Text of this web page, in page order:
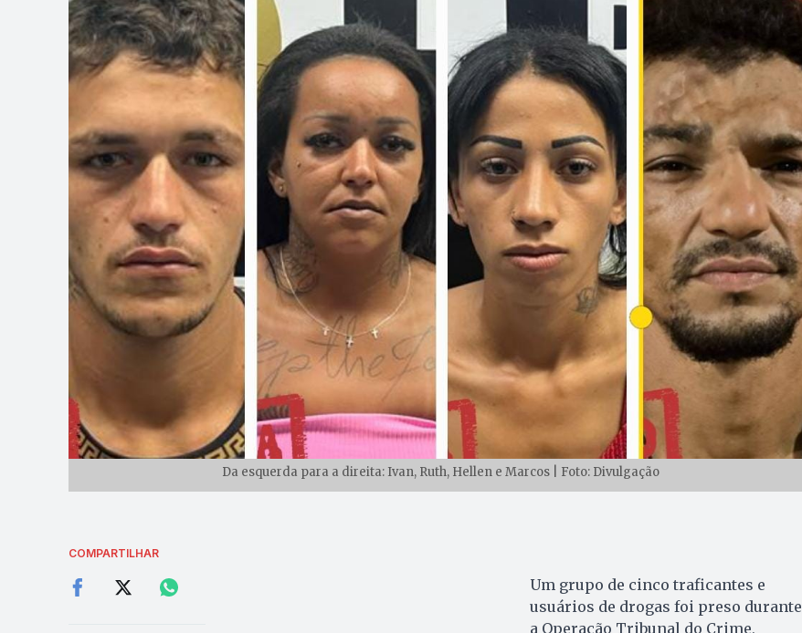
Da esquerda para a direita: Ivan, Ruth, Hellen e Marcos | Foto: Divulgação
COMPARTILHAR
Um grupo de cinco traficantes e
usuários de drogas foi preso durante
a Operação Tribunal do Crime,